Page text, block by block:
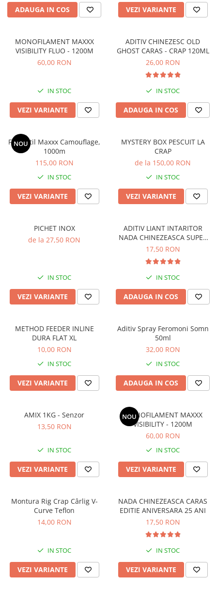
Pelete
Pop-up
Alune tigrate
Semnalizare și suport
Avertizori feeder
Accesorii diverse
Vartej pescuit
Rig pescuit
Opritoare pescuit
Crosete si burghie pescuit
Tub antitangle
Lansete spinning
Sisteme de prindere
Cârlige spinning
Ancore pescuit
Momeli artificiale
Voblere pescuit
Năluci siliconice
Năluci metalice
Cicade pescuit
Accesorii spinning
Opritoare pescuit
Foarfeca pescuit
Tub antitangle
Pescuit Staționar
Echipament de bază
Fire stationar
Montaj și accesorii
Plumbi pescuit
ADAUGA IN COS VEZI VARIANTE
MONOFILAMENT MAXXX
VISIBILITY FLUO - 1200M
60,00 RON
IN STOC
VEZI VARIANTE
ADITIV CHINEZESC OLD
GHOST CARAS - CRAP 120ML
26,00 RON
IN STOC
ADAUGA IN COS
NOU
Fir Textil Maxxx Camouflage,
1000m
115,00 RON
IN STOC
VEZI VARIANTE
MYSTERY BOX PESCUIT LA
CRAP
de la 150,00 RON
IN STOC
VEZI VARIANTE
PICHET INOX
de la 27,50 RON
IN STOC
VEZI VARIANTE
ADITIV LIANT INTARITOR
NADA CHINEZEASCA SUPER
FINA 100G
17,50 RON
IN STOC
ADAUGA IN COS
METHOD FEEDER INLINE
DURA FLAT XL
10,00 RON
IN STOC
VEZI VARIANTE
Aditiv Spray Feromoni Somn
50ml
32,00 RON
IN STOC
ADAUGA IN COS
AMIX 1KG - Senzor
13,50 RON
IN STOC
VEZI VARIANTE
NOU
MONOFILAMENT MAXXX
VISIBILITY - 1200M
60,00 RON
IN STOC
VEZI VARIANTE
Montura Rig Crap Cârlig V-
Curve Teflon
14,00 RON
IN STOC
VEZI VARIANTE
NADA CHINEZEASCA CARAS
EDITIE ANIVERSARA 25 ANI
17,50 RON
IN STOC
VEZI VARIANTE